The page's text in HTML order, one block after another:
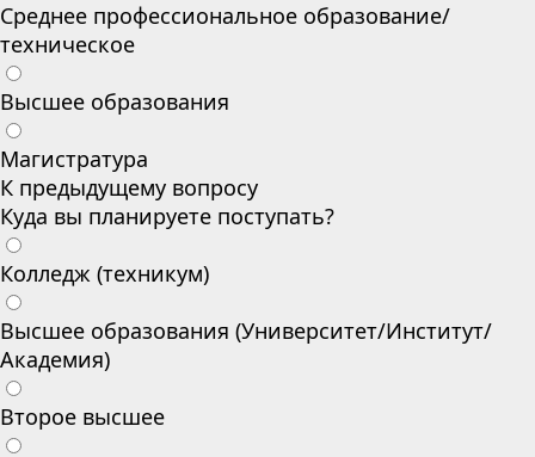
Среднее профессиональное образование/
техническое
Высшее образования
Магистратура
К предыдущему вопросу
Куда вы планируете поступать?
Колледж (техникум)
Высшее образования (Университет/Институт/
Академия)
Второе высшее